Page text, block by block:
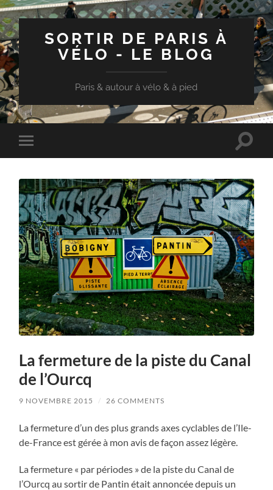
SORTIR DE PARIS À
VÉLO - LE BLOG
Paris & autour à vélo & à pied
Toggle
mobile
Toggle
La fermeture de la piste du Canal
de l’Ourcq
9 NOVEMBRE 2015 / 26 COMMENTS
La fermeture d’un des plus grands axes cyclables de l’Ile-
de-France est gérée à mon avis de façon assez légère.
La fermeture « par périodes » de la piste du Canal de
l’Ourcq au sortir de Pantin était annoncée depuis un